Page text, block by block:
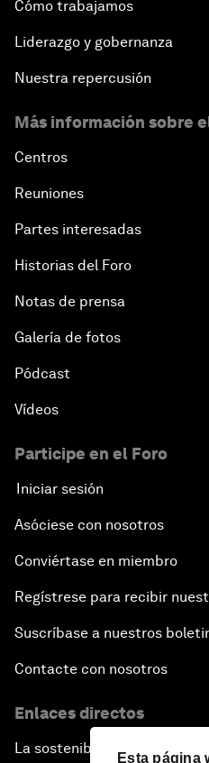
Esta página
Cómo trabajamos
Liderazgo y gobernanza
Nuestra repercusión
Más información sobre
Centros
Reuniones
Partes interesadas
Historias del Foro
Notas de prensa
Galería de fotos
Pódcast
Vídeos
Participe en el Foro
Iniciar sesión
Asóciese con nosotros
Conviértase en miembro
Regístrese para recibir
Suscríbase a nuestros
Contacte con nosotros
Enlaces directos
La sostenibilidad en el Foro